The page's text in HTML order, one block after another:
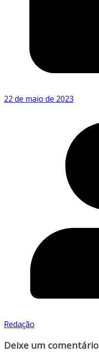
22 de maio de 2023
Redação
Deixe um comentário